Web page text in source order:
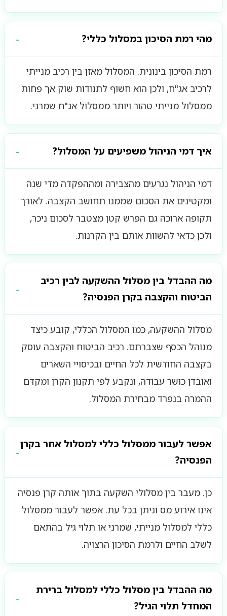
מהי רמת הסיכון במסלול כללי?
רמת הסיכון בינונית. המסלול מאזן בין רכיב מנייתי
לרכיב אג"ח, ולכן הוא חשוף לתנודות שוק אך פחות
ממסלול מנייתי טהור ויותר ממסלול אג"ח שמרני.
איך דמי הניהול משפיעים על המסלול?
דמי הניהול נגרעים מהצבירה ומההפקדה מדי שנה
ומקטינים את הסכום שממנו תחושב הקצבה. לאורך
תקופה ארוכה גם הפרש קטן מצטבר לסכום ניכר,
ולכן כדאי להשוות אותם בין הקרנות.
מה ההבדל בין מסלול ההשקעה לבין רכיב
הביטוח והקצבה בקרן הפנסיה?
מסלול ההשקעה, כמו המסלול הכללי, קובע כיצד
מנוהל הכסף שצברתם. רכיב הביטוח והקצבה עוסק
בקצבה החודשית לכל החיים ובכיסויי השארים
ואובדן כושר עבודה, ונקבע לפי תקנון הקרן ומקדם
ההמרה בנפרד מבחירת המסלול.
אפשר לעבור ממסלול כללי למסלול אחר בקרן
הפנסיה?
כן. מעבר בין מסלולי השקעה בתוך אותה קרן פנסיה
אינו אירוע מס וניתן בכל עת. אפשר לעבור ממסלול
כללי למסלול מנייתי, שמרני או תלוי גיל בהתאם
לשלב החיים ולרמת הסיכון הרצויה.
מה ההבדל בין מסלול כללי למסלול ברירת
המחדל תלוי הגיל?